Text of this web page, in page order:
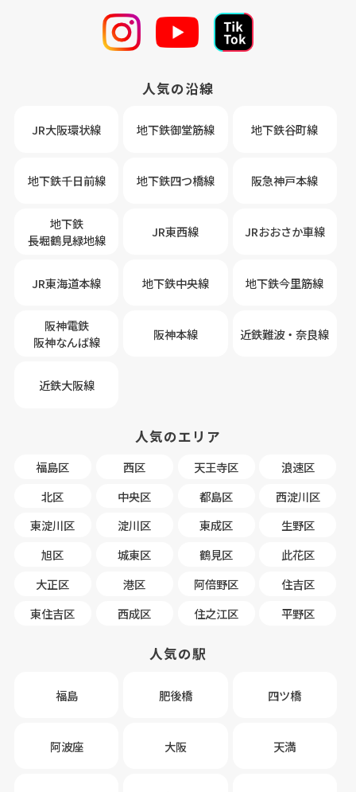
人気の沿線
JR大阪環状線 地下鉄御堂筋線 地下鉄谷町線
地下鉄千日前線 地下鉄四つ橋線 阪急神戸本線
地下鉄
長堀鶴見緑地線
JR東西線 JRおおさか車線
JR東海道本線 地下鉄中央線 地下鉄今里筋線
阪神電鉄
阪神なんば線
阪神本線 近鉄難波・奈良線
近鉄大阪線
人気のエリア
福島区 西区 天王寺区
浪速区
北区
中央区 都島区
西淀川区
東淀川区
淀川区 東成区
生野区
旭区
城東区 鶴見区
此花区
大正区
港区 阿倍野区
住吉区
東住吉区
西成区 住之江区 平野区
人気の駅
福島 肥後橋 四ツ橋
阿波座 大阪 天満